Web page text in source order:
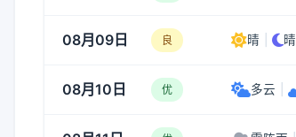
08月09日 良 晴 晴
08月10日 优 多云